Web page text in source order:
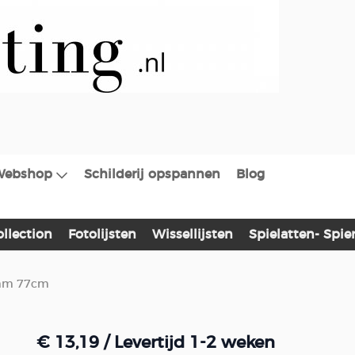
Schilderij opspannen Blog
Fotolijsten Wissellijsten Spielatten-
77cm
€ 13,19 / Levertijd 1-2 weken